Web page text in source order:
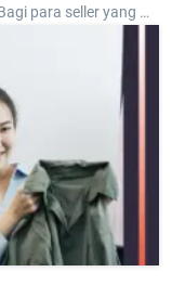
para seller yang …